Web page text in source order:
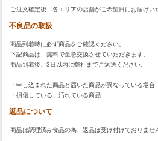
ご注文確定後、各エリアの店舗がご希望日にお届けい
不良品の取扱
商品到着時に必ず商品をご確認ください。
下記商品は、無料で至急交換させていただきます。
商品到着後、3日以内に弊社までご返送ください。
・申し込まれた商品と届いた商品が異なっている場合
・損傷している、汚れている商品
返品について
商品は調理済み食品の為、返品は受け付けておりませ